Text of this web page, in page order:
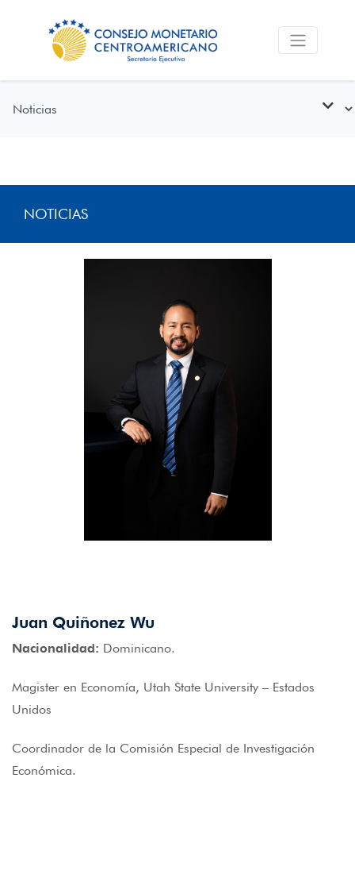
NOTICIAS
Juan Quiñonez Wu
Nacionalidad: Dominicano.
Magister en Economía, Utah State University – Estados
Unidos
Coordinador de la Comisión Especial de Investigación
Económica.